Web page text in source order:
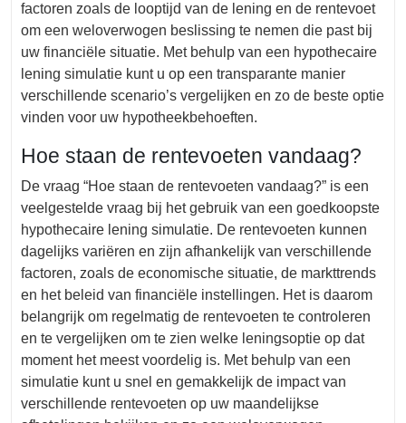
factoren zoals de looptijd van de lening en de rentevoet
om een weloverwogen beslissing te nemen die past bij
uw financiële situatie. Met behulp van een hypothecaire
lening simulatie kunt u op een transparante manier
verschillende scenario’s vergelijken en zo de beste optie
vinden voor uw hypotheekbehoeften.
Hoe staan de rentevoeten vandaag?
De vraag “Hoe staan de rentevoeten vandaag?” is een
veelgestelde vraag bij het gebruik van een goedkoopste
hypothecaire lening simulatie. De rentevoeten kunnen
dagelijks variëren en zijn afhankelijk van verschillende
factoren, zoals de economische situatie, de markttrends
en het beleid van financiële instellingen. Het is daarom
belangrijk om regelmatig de rentevoeten te controleren
en te vergelijken om te zien welke leningsoptie op dat
moment het meest voordelig is. Met behulp van een
simulatie kunt u snel en gemakkelijk de impact van
verschillende rentevoeten op uw maandelijkse